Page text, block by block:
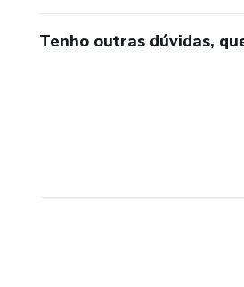
Tenho outras dúvidas,